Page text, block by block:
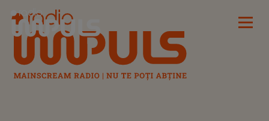
Radio Impuls